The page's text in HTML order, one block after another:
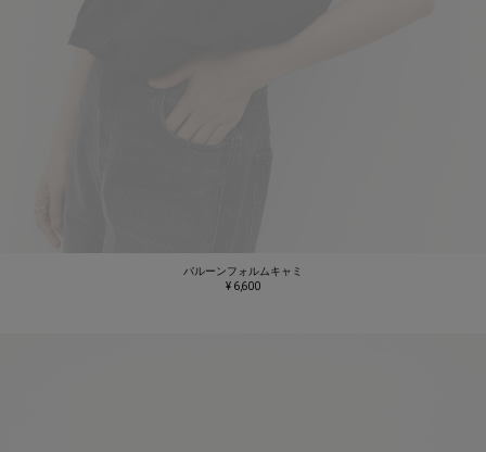
バルーンフォルムキャミ
¥ 6,600